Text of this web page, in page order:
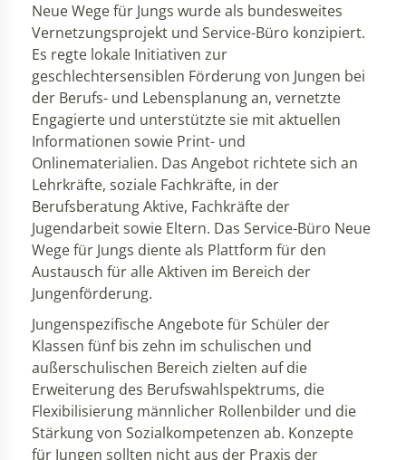
Neue Wege für Jungs wurde als bundesweites
Vernetzungsprojekt und Service-Büro konzipiert.
Es regte lokale Initiativen zur
geschlechtersensiblen Förderung von Jungen bei
der Berufs- und Lebensplanung an, vernetzte
Engagierte und unterstützte sie mit aktuellen
Informationen sowie Print- und
Onlinematerialien. Das Angebot richtete sich an
Lehrkräfte, soziale Fachkräfte, in der
Berufsberatung Aktive, Fachkräfte der
Jugendarbeit sowie Eltern. Das Service-Büro Neue
Wege für Jungs diente als Plattform für den
Austausch für alle Aktiven im Bereich der
Jungenförderung.
Jungenspezifische Angebote für Schüler der
Klassen fünf bis zehn im schulischen und
außerschulischen Bereich zielten auf die
Erweiterung des Berufswahlspektrums, die
Flexibilisierung männlicher Rollenbilder und die
Stärkung von Sozialkompetenzen ab. Konzepte
für Jungen sollten nicht aus der Praxis der